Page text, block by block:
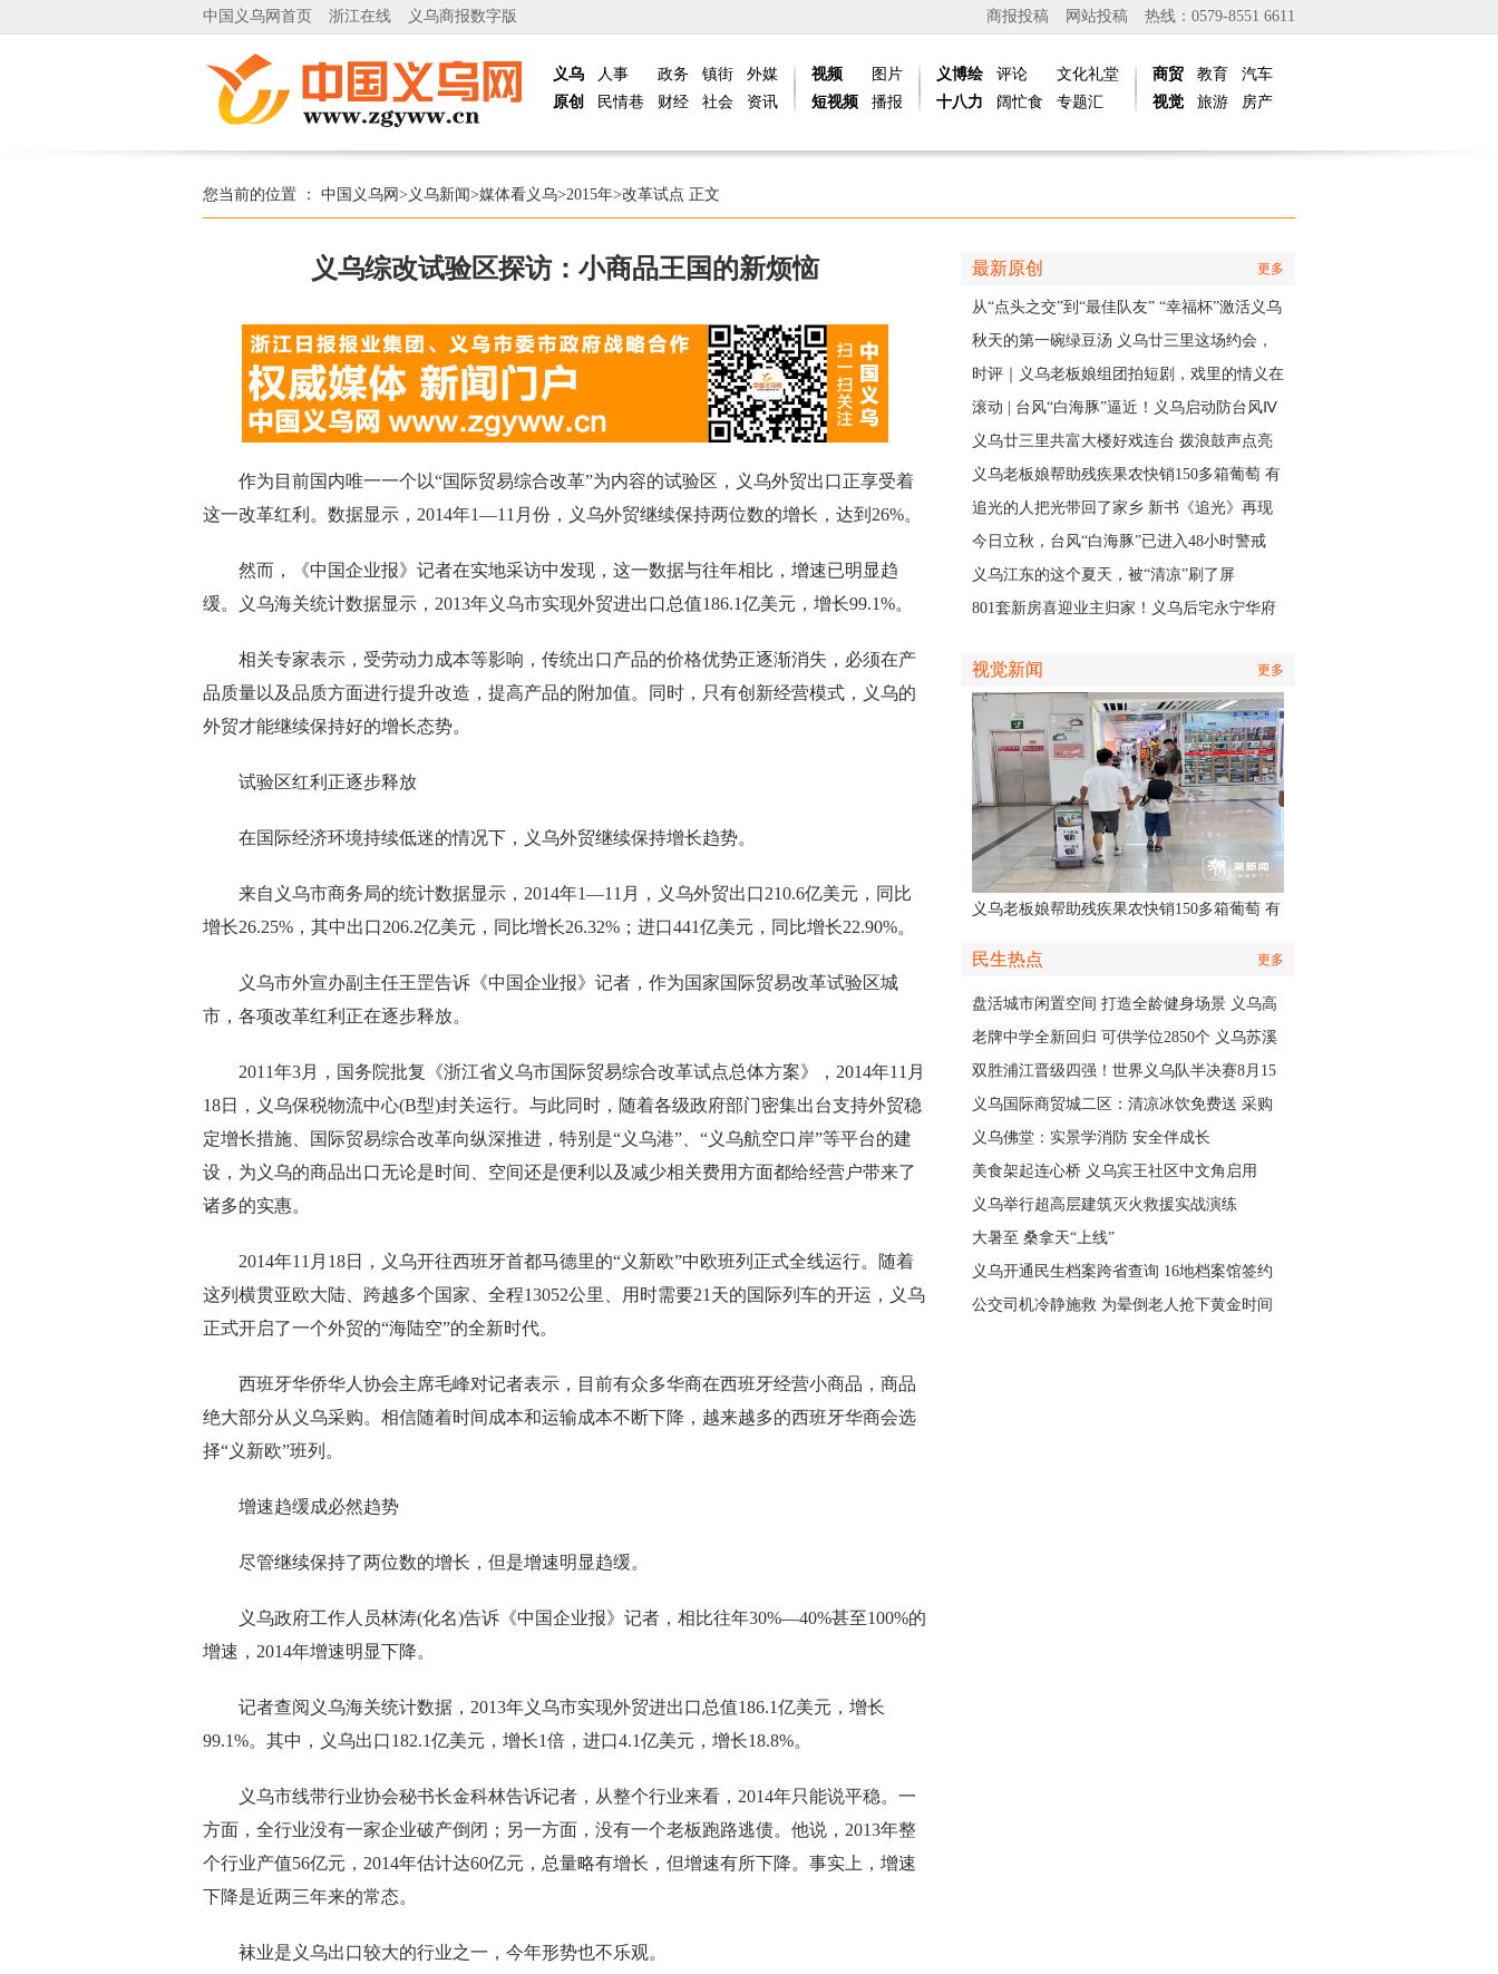
中国义乌网首页 浙江在线 义乌商报数字版 热线：0579-8551 6611
网站投稿
商报投稿
义乌
原创
人事
民情巷
政务
财经
镇街
社会
外媒
资讯
视频
短视频
图片
播报
义博绘
十八力
评论
阔忙食
文化礼堂
专题汇
商贸
视觉
教育
旅游
汽车
房产
您当前的位置 ： 中国义乌网 > 义乌新闻>媒体看义乌>2015年>改革试点 正文
义乌综改试验区探访：小商品王国的新烦恼
作为目前国内唯一一个以“国际贸易综合改革”为内容的试验区，义乌外贸出口正享受着
这一改革红利。数据显示，2014年1—11月份，义乌外贸继续保持两位数的增长，达到26%。
然而，《中国企业报》记者在实地采访中发现，这一数据与往年相比，增速已明显趋
缓。义乌海关统计数据显示，2013年义乌市实现外贸进出口总值186.1亿美元，增长99.1%。
相关专家表示，受劳动力成本等影响，传统出口产品的价格优势正逐渐消失，必须在产
品质量以及品质方面进行提升改造，提高产品的附加值。同时，只有创新经营模式，义乌的
外贸才能继续保持好的增长态势。
试验区红利正逐步释放
在国际经济环境持续低迷的情况下，义乌外贸继续保持增长趋势。
来自义乌市商务局的统计数据显示，2014年1—11月，义乌外贸出口210.6亿美元，同比
增长26.25%，其中出口206.2亿美元，同比增长26.32%；进口441亿美元，同比增长22.90%。
义乌市外宣办副主任王罡告诉《中国企业报》记者，作为国家国际贸易改革试验区城
市，各项改革红利正在逐步释放。
2011年3月，国务院批复《浙江省义乌市国际贸易综合改革试点总体方案》，2014年11月
18日，义乌保税物流中心(B型)封关运行。与此同时，随着各级政府部门密集出台支持外贸稳
定增长措施、国际贸易综合改革向纵深推进，特别是“义乌港”、“义乌航空口岸”等平台的建
设，为义乌的商品出口无论是时间、空间还是便利以及减少相关费用方面都给经营户带来了
诸多的实惠。
2014年11月18日，义乌开往西班牙首都马德里的“义新欧”中欧班列正式全线运行。随着
这列横贯亚欧大陆、跨越多个国家、全程13052公里、用时需要21天的国际列车的开运，义乌
正式开启了一个外贸的“海陆空”的全新时代。
西班牙华侨华人协会主席毛峰对记者表示，目前有众多华商在西班牙经营小商品，商品
绝大部分从义乌采购。相信随着时间成本和运输成本不断下降，越来越多的西班牙华商会选
择“义新欧”班列。
增速趋缓成必然趋势
尽管继续保持了两位数的增长，但是增速明显趋缓。
义乌政府工作人员林涛(化名)告诉《中国企业报》记者，相比往年30%—40%甚至100%的
增速，2014年增速明显下降。
记者查阅义乌海关统计数据，2013年义乌市实现外贸进出口总值186.1亿美元，增长
99.1%。其中，义乌出口182.1亿美元，增长1倍，进口4.1亿美元，增长18.8%。
义乌市线带行业协会秘书长金科林告诉记者，从整个行业来看，2014年只能说平稳。一
方面，全行业没有一家企业破产倒闭；另一方面，没有一个老板跑路逃债。他说，2013年整
个行业产值56亿元，2014年估计达60亿元，总量略有增长，但增速有所下降。事实上，增速
下降是近两三年来的常态。
袜业是义乌出口较大的行业之一，今年形势也不乐观。
最新原创 更多
从“点头之交”到“最佳队友” “幸福杯”激活义乌
稠江邻里情
秋天的第一碗绿豆汤 义乌廿三里这场约会，
主角是快递小哥
时评｜义乌老板娘组团拍短剧，戏里的情义在
现实中有了回响
滚动 | 台风“白海豚”逼近！义乌启动防台风Ⅳ
级应急响应
义乌廿三里共富大楼好戏连台 拨浪鼓声点亮
乡村之夜
义乌老板娘帮助残疾果农快销150多箱葡萄 有
人认出她还主演了部短剧
追光的人把光带回了家乡 新书《追光》再现
义商与一座城的双向奔赴
今日立秋，台风“白海豚”已进入48小时警戒
线，义乌风雨时间、雨量公布
义乌江东的这个夏天，被“清凉”刷了屏
801套新房喜迎业主归家！义乌后宅永宁华府
视觉新闻 更多
义乌老板娘帮助残疾果农快销150多箱葡萄 有
民生热点 更多
盘活城市闲置空间 打造全龄健身场景 义乌高
质量落地省级文体民生实事
老牌中学全新回归 可供学位2850个 义乌苏溪
中学9月投用
双胜浦江晋级四强！世界义乌队半决赛8月15
日主场开打
义乌国际商贸城二区：清凉冰饮免费送 采购
商可就近领取
义乌佛堂：实景学消防 安全伴成长
美食架起连心桥 义乌宾王社区中文角启用
义乌举行超高层建筑灭火救援实战演练
大暑至 桑拿天“上线”
义乌开通民生档案跨省查询 16地档案馆签约
合作
公交司机冷静施救 为晕倒老人抢下黄金时间